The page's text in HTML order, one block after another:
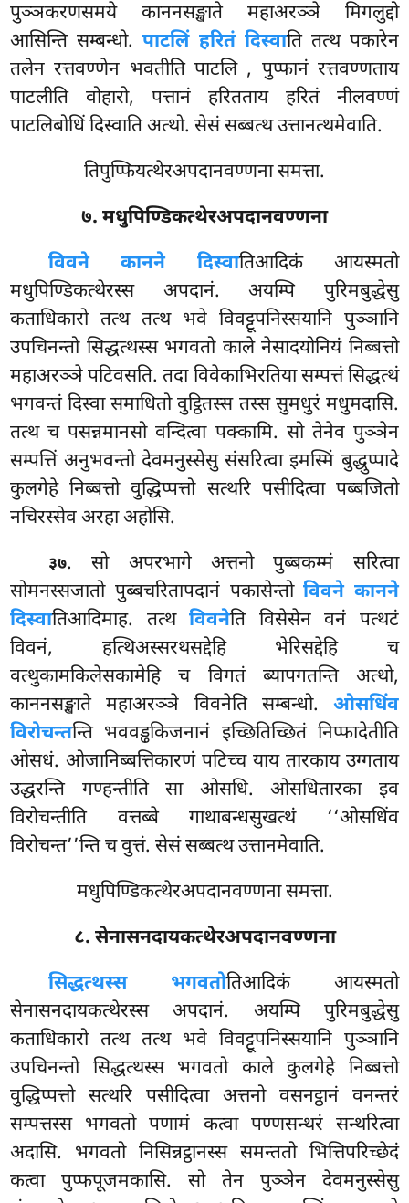
पुञ्ञकरणसमये काननसङ्खाते महाअरञ्ञे मिगलुद्दो
आसिन्ति सम्बन्धो.पाटलिं हरितं दिस्वाति तत्थ पकारेन
तलेन रत्तवण्णेन भवतीति पाटलि , पुप्फानं रत्तवण्णताय
पाटलीति वोहारो, पत्तानं हरितताय हरितं नीलवण्णं
पाटलिबोधिं दिस्वाति अत्थो. सेसं सब्बत्थ उत्तानत्थमेवाति.
तिपुप्फियत्थेरअपदानवण्णना समत्ता.
७. मधुपिण्डिकत्थेरअपदानवण्णना
विवने कानने दिस्वातिआदिकं आयस्मतो
मधुपिण्डिकत्थेरस्स अपदानं. अयम्पि पुरिमबुद्धेसु
कताधिकारो तत्थ तत्थ भवे विवट्टूपनिस्सयानि पुञ्ञानि
उपचिनन्तो सिद्धत्थस्स भगवतो काले नेसादयोनियं निब्बत्तो
महाअरञ्ञे पटिवसति. तदा विवेकाभिरतिया सम्पत्तं सिद्धत्थं
भगवन्तं दिस्वा समाधितो वुट्ठितस्स तस्स सुमधुरं मधुमदासि.
तत्थ च पसन्नमानसो वन्दित्वा पक्कामि. सो तेनेव पुञ्ञेन
सम्पत्तिं अनुभवन्तो देवमनुस्सेसु संसरित्वा इमस्मिं बुद्धुप्पादे
कुलगेहे निब्बत्तो वुद्धिप्पत्तो सत्थरि पसीदित्वा पब्बजितो
नचिरस्सेव अरहा अहोसि.
३७. सो अपरभागे अत्तनो पुब्बकम्मं सरित्वा
सोमनस्सजातो पुब्बचरितापदानं पकासेन्तोविवने कानने
दिस्वातिआदिमाह. तत्थविवनेति विसेसेन वनं पत्थटं
विवनं, हत्थिअस्सरथसद्देहि भेरिसद्देहि च
वत्थुकामकिलेसकामेहि च विगतं ब्यापगतन्ति अत्थो,
काननसङ्खाते महाअरञ्ञे विवनेति सम्बन्धो. ओसधिंव
विरोचन्तन्ति भववड्ढकिजनानं इच्छितिच्छितं निप्फादेतीति
ओसधं. ओजानिब्बत्तिकारणं पटिच्च याय तारकाय उग्गताय
उद्धरन्ति गण्हन्तीति सा ओसधि. ओसधितारका इव
विरोचन्तीति वत्तब्बे गाथाबन्धसुखत्थं ‘‘ओसधिंव
विरोचन्त’’न्ति च वुत्तं. सेसं सब्बत्थ उत्तानमेवाति.
मधुपिण्डिकत्थेरअपदानवण्णना समत्ता.
८. सेनासनदायकत्थेरअपदानवण्णना
सिद्धत्थस्स भगवतोतिआदिकं आयस्मतो
सेनासनदायकत्थेरस्स अपदानं. अयम्पि पुरिमबुद्धेसु
कताधिकारो तत्थ तत्थ भवे विवट्टूपनिस्सयानि पुञ्ञानि
उपचिनन्तो सिद्धत्थस्स भगवतो काले कुलगेहे निब्बत्तो
वुद्धिप्पत्तो सत्थरि पसीदित्वा अत्तनो वसनट्ठानं वनन्तरं
सम्पत्तस्स भगवतो पणामं कत्वा पण्णसन्थरं सन्थरित्वा
अदासि. भगवतो निसिन्नट्ठानस्स समन्ततो भित्तिपरिच्छेदं
कत्वा पुप्फपूजमकासि. सो तेन पुञ्ञेन देवमनुस्सेसु